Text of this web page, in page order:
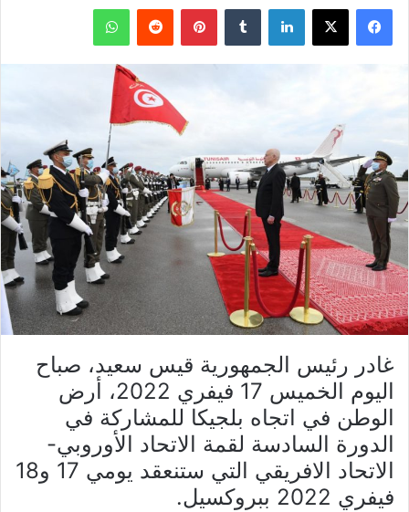
فيسبوك X لينكدإن بينتيريست واتساب
غادر رئيس الجمهورية قيس سعيد، صباح
اليوم الخميس 17 فيفري 2022، أرض
الوطن في اتجاه بلجيكا للمشاركة في
الدورة السادسة لقمة الاتحاد الأوروبي-
الاتحاد الافريقي التي ستنعقد يومي 17 و18
فيفري 2022 ببروكسيل.